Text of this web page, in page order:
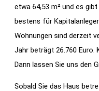
etwa 64,53 m² und es
bestens für
Wohnungen sind derzeit
Jahr beträgt 26.760
Dann lassen Sie uns den
Sobald Sie das Haus